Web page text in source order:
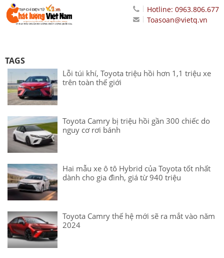
Hotline: 0963.806.677
Toasoan@vietq.vn
TAGS
Lỗi túi khí, Toyota triệu hồi hơn 1,1 triệu xe
trên toàn thế giới
Toyota Camry bị triệu hồi gần 300 chiếc do
nguy cơ rơi bánh
Hai mẫu xe ô tô Hybrid của Toyota tốt nhất
dành cho gia đình, giá từ 940 triệu
Toyota Camry thế hệ mới sẽ ra mắt vào năm
2024